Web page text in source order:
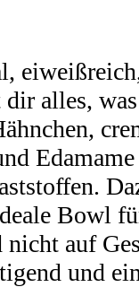
alles,
Edamame
Bowl
nicht auf
und